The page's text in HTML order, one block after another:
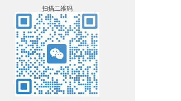
扫描二维码